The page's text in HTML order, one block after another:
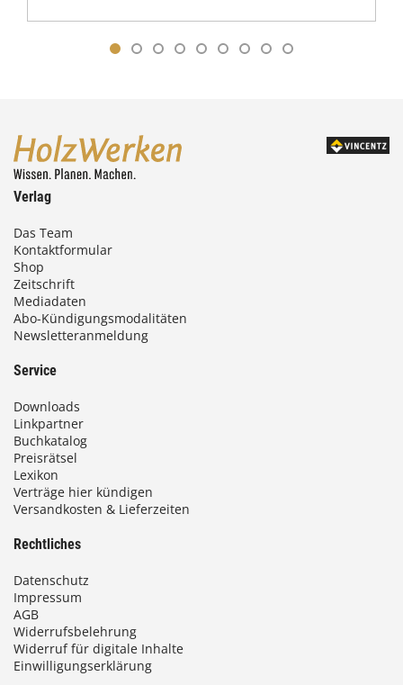
Verlag
Das Team
Kontaktformular
Shop
Zeitschrift
Mediadaten
Abo-Kündigungsmodalitäten
Newsletteranmeldung
Service
Downloads
Linkpartner
Buchkatalog
Preisrätsel
Lexikon
Verträge hier kündigen
Versandkosten & Lieferzeiten
Rechtliches
Datenschutz
Impressum
AGB
Widerrufsbelehrung
Widerruf für digitale Inhalte
Einwilligungserklärung